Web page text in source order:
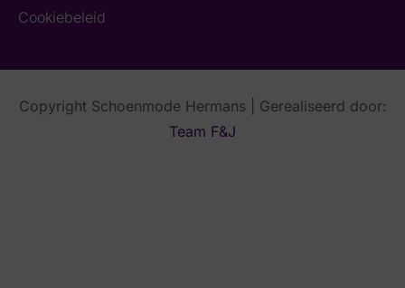
Cookiebeleid
Copyright Schoenmode Hermans | Gerealiseerd door:
Team F&J